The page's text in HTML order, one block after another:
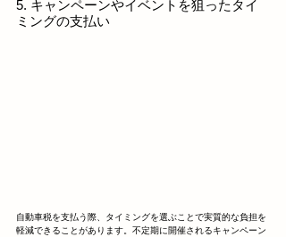
5. キャンペーンやイベントを狙ったタイ
ミングの支払い
自動車税を支払う際、タイミングを選ぶことで実質的な負担を
軽減できることがあります。不定期に開催されるキャンペーン